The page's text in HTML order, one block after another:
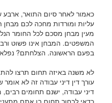
כאמור לאחר סיום התואר, ארבע
עליות ומורדות מחכה לכם
מעין מבחן מסכם לכל החומר
המשפטים. המבחן אינו פשוט
בפעם הראשונה. הצלחתם?
לא משנה באיזה תחום תרצו
עורך דין דיני עבודה זה לא אומר
דיני עבודה, ישנם תחומים